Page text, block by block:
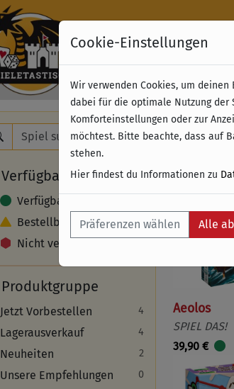
Kostenloser Versand &
Verfügbarkeit
Verfügbar
Bestellbar
Nicht verfügbar
Produktgruppe
Jetzt Vorbestellen 4
Lagerausverkauf 4
Neuheiten 2
Unsere Empfehlungen 0
Name
Aeolos
SPIEL DAS!
39,90 €
Cookie-Einstellungen
Wir verwenden Cookies, um
dabei für die optimale Nutzung der
Komforteinstellungen oder zur
möchtest. Bitte beachte, dass auf
stehen.
Hier findest du Informationen zu
Präferenzen wählen Alle